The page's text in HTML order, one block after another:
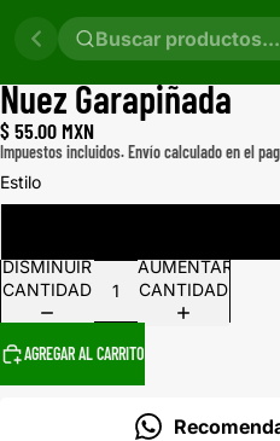
ABRIR
IMAGEN
A
PANTALLA
COMPLETA
ABRIR
IMAGEN
A
PANTALLA
COMPLETA
Nuez Garapiñada
$ 55.00 MXN
Impuestos incluidos. Envío calculado en el
Estilo
DISMINUIR
CANTIDAD
AUMENTAR
CANTIDAD
AGREGAR AL CARRITO